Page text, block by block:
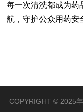
每一次清洗都成为药
航，守护公众用药安
COPYRIGHT © 2025